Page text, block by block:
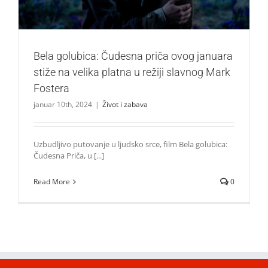
Bela golubica: Čudesna priča ovog januara
stiže na velika platna u režiji slavnog Mark
Fostera
januar 10th, 2024 | Život i zabava
Uzbudljivo putovanje u ljudsko srce, film Bela golubica:
Čudesna Priča, u [...]
Read More 0